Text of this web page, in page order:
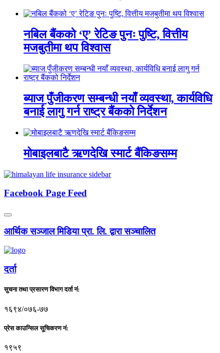
नबिल बैंकको ‘ए’ रेटिङ पुनः पुष्टि, वित्तीय
मजबुतीमा थप विश्वास
ब्याज पुँजीकरण सम्बन्धी नयाँ व्यवस्था, कार्यविधि
बनाई लागु गर्न राष्ट्र बैंकको निर्देशन
मोबाइलबाटै ऋणदेखि स्मार्ट बैंकिङसम्म
Facebook Page Feed
आर्थिक सञ्जाल मिडिया प्रा. लि. द्वारा सञ्चालित
दर्ता
सुचना तथा प्रसारण विभाग दर्ता नं:
१६९४/०७६-७७
प्रेस काउन्सिल सूचिकरण नं:
१९५९